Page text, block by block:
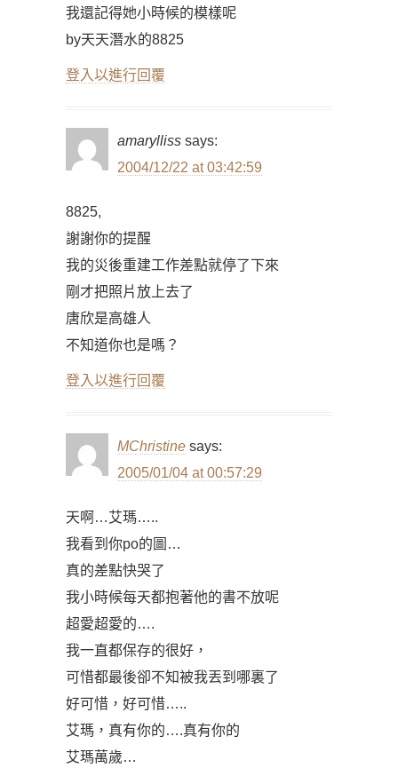
我還記得她小時候的模樣呢
by天天潛水的8825
登入以進行回覆
amarylliss says:
2004/12/22 at 03:42:59
8825,
謝謝你的提醒
我的災後重建工作差點就停了下來
剛才把照片放上去了
唐欣是高雄人
不知道你也是嗎？
登入以進行回覆
MChristine says:
2005/01/04 at 00:57:29
天啊…艾瑪…..
我看到你po的圖…
真的差點快哭了
我小時候每天都抱著他的書不放呢
超愛超愛的….
我一直都保存的很好，
可惜都最後卻不知被我丟到哪裏了
好可惜，好可惜…..
艾瑪，真有你的….真有你的
艾瑪萬歲…